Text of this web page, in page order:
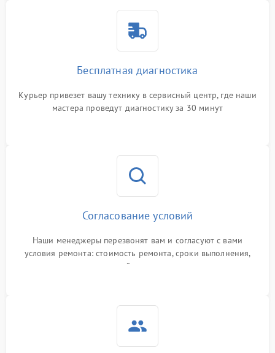
Бесплатная диагностика
Курьер привезет вашу технику в сервисный центр, где наши
мастера проведут диагностику за 30 минут
Согласование условий
Наши менеджеры перезвонят вам и согласуют с вами
условия ремонта: стоимость ремонта, сроки выполнения,
гарантийные условия